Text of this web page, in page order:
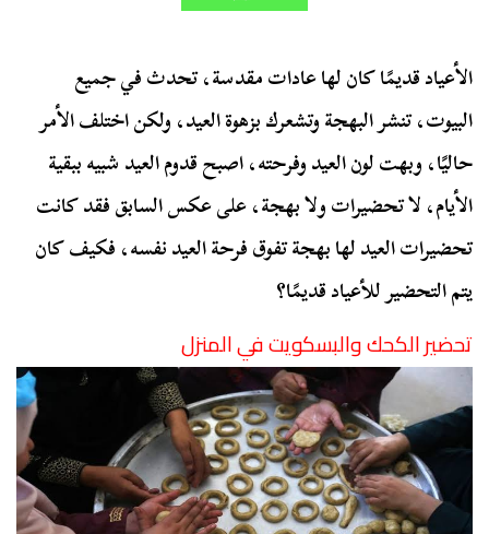
الأعياد قديمًا كان لها عادات مقدسة، تحدث في جميع
البيوت، تنشر البهجة وتشعرك بزهوة العيد، ولكن اختلف الأمر
حاليًا، وبهت لون العيد وفرحته، اصبح قدوم العيد شبيه ببقية
الأيام، لا تحضيرات ولا بهجة، على عكس السابق فقد كانت
تحضيرات العيد لها بهجة تفوق فرحة العيد نفسه، فكيف كان
يتم التحضير للأعياد قديمًا؟
تحضير الكحك والبسكويت في المنزل